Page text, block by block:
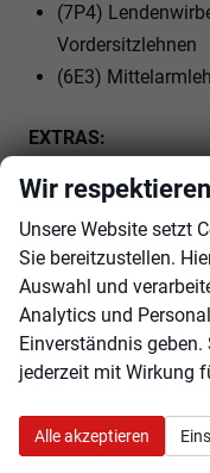
(7P4)
Vordersitzlehnen
(6E3)
EXTRAS:
(3GD) Ebener
(I8U) SKODA
(7J1) volldigitales
(3S2) Dachreling
(8IT) LED-
(HN) Loft
(1G1) Reserverad,
(N3A)
Wir
Unsere Website setzt
Sie bereitzustellen.
Auswahl und
Analytics und
Einverständnis
jederzeit mit Wirkung
Alle akzeptieren